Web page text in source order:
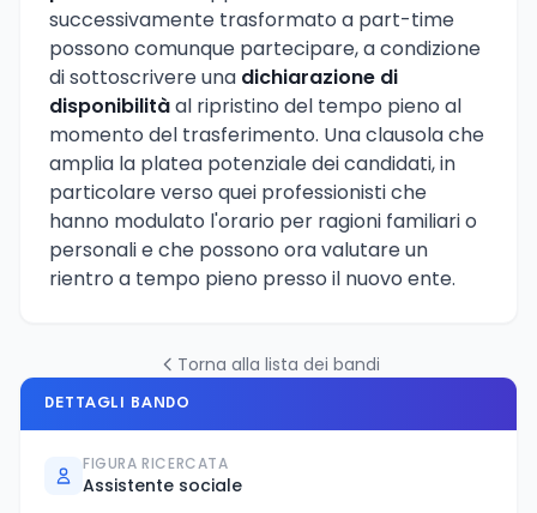
successivamente trasformato a part-time
possono comunque partecipare, a condizione
di sottoscrivere una dichiarazione di
disponibilitàal ripristino del tempo pieno al
momento del trasferimento. Una clausola che
amplia la platea potenziale dei candidati, in
particolare verso quei professionisti che
hanno modulato l'orario per ragioni familiari o
personali e che possono ora valutare un
rientro a tempo pieno presso il nuovo ente.
Torna alla lista dei bandi
DETTAGLI BANDO
FIGURA RICERCATA
Assistente sociale